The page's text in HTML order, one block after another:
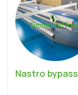
Nastro bypass